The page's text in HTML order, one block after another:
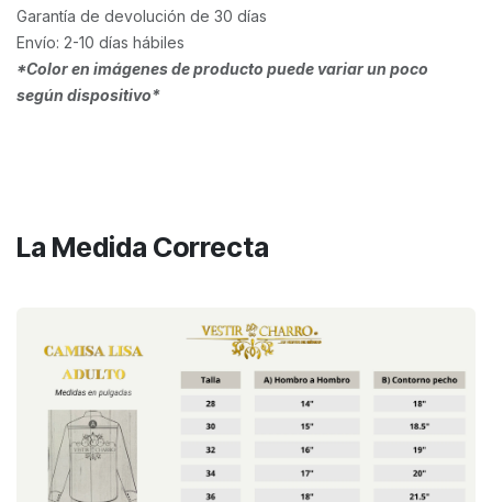
Garantía de devolución de 30 días
Envío: 2-10 días hábiles
*Color en imágenes de producto puede variar un poco
según dispositivo*
La Medida Correcta